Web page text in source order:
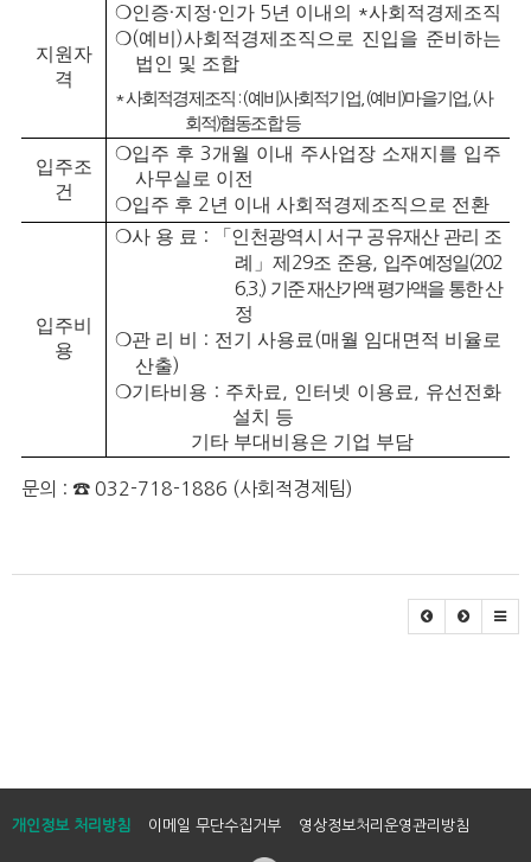
지원자
격
❍인증·지정·인가 5년 이내의 *사회적경제조직
❍(예비 )사회적경제조직으로 진입을 준비하는
법인 및 조합
*사회적경제조직 : (예비 )사회적기업, (예비 )마을기업 , (사
회적)협동조합 등
입주조
건
❍입주 후 3개월 이내 주사업장 소재지를 입주
사무실로 이전
❍입주 후 2 년 이내 사회적경제조직으로 전환
입주비
용
❍사 용 료 : 「 인천광역시 서구 공유재산 관리 조
례
」제 29조 준용 입주 예정일(202
6.3.) 기준 재산가액 평가액을 통한 산
정
❍관 리 비 : 전기 사용료(매월 임대면적 비율로
산출)
❍기타비용 : 주차료 인터넷 이용료
유선전화
설치 등
기타 부대비용은 기업 부담
문의 : ☎ 032-718-1886 (사회적경제팀)
개인정보 처리방침 이메일 무단수집거부 영상정보처리운영관리방침